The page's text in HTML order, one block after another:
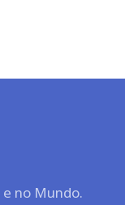
no Mundo.